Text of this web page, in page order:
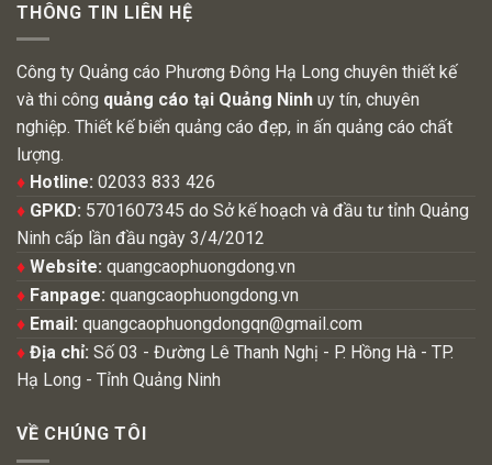
THÔNG TIN LIÊN HỆ
Công ty Quảng cáo Phương Đông Hạ Long chuyên thiết kế
và thi công quảng cáo tại Quảng Ninh uy tín, chuyên
nghiệp. Thiết kế biển quảng cáo đẹp, in ấn quảng cáo chất
lượng.
♦ Hotline: 02033 833 426
♦ GPKD: 5701607345 do Sở kế hoạch và đầu tư tỉnh Quảng
Ninh cấp lần đầu ngày 3/4/2012
♦ Website: quangcaophuongdong.vn
♦ Fanpage: quangcaophuongdong.vn
♦ Email: quangcaophuongdongqn@gmail.com
♦ Địa chỉ: Số 03 - Đường Lê Thanh Nghị - P. Hồng Hà - TP.
Hạ Long - Tỉnh Quảng Ninh
VỀ CHÚNG TÔI